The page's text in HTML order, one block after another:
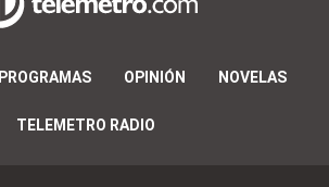
PROGRAMAS OPINIÓN NOVELAS
TELEMETRO RADIO